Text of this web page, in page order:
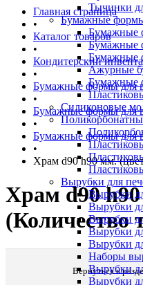
Тычинки
Бумажные формы
Бумажные
Бумажные
Бумажные
Ажурные
Бумажные
Силиконовые
Вырубки для
Вырубки
Вырубки
Вырубки
Вырубки
Вырубки
Наборы
Вырубки
Вырубки
Главная страница
•
Каталог товаров
•
Кондитерский
•
Бумажные формы для
•
Бумажные формы для
•
Бумажные формы для
•
Храм d90 h90 мм.
Храм d90
(Количество
Вернуться в